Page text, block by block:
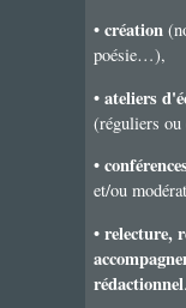
• création
poésie…),
• ateliers
(réguliers ou
•
et/ou
• relecture,
rédactionnel.